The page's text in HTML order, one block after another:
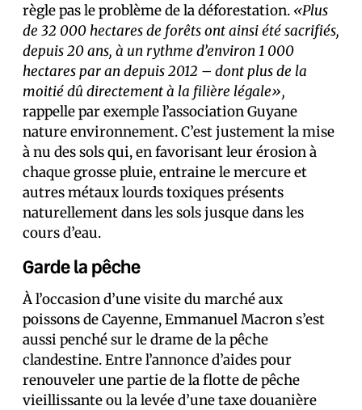
règle pas le problème de la déforestation. «Plus
de 32 000 hectares de forêts ont ainsi été sacrifiés,
depuis 20 ans, à un rythme d’environ 1 000
hectares par an depuis 2012 – dont plus de la
moitié dû directement à la filière légale»,
rappelle par exemple l’association Guyane
nature environnement. C’est justement la mise
à nu des sols qui, en favorisant leur érosion à
chaque grosse pluie, entraine le mercure et
autres métaux lourds toxiques présents
naturellement dans les sols jusque dans les
cours d’eau.
Garde la pêche
À l’occasion d’une visite du marché aux
poissons de Cayenne, Emmanuel Macron s’est
aussi penché sur le drame de la pêche
clandestine. Entre l’annonce d’aides pour
renouveler une partie de la flotte de pêche
vieillissante ou la levée d’une taxe douanière